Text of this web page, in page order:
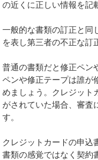
の近くに正しい情報を記
一般的な書類の訂正と同
を表し第三者の不正な訂
普通の書類だと修正ペン
ペンや修正テープは誰が
めましょう。クレジット
がされていた場合、審査
す。
クレジットカードの申込
書類の感覚ではなく契約